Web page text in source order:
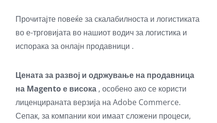
Прочитајте повеќе за скалабилноста и логистиката
во е-трговијата во нашиот водич залогистика и
испорака за онлајн продавници .
Цената за развој и одржување на продавница
на Magento е висока , особено ако се користи
лиценцираната верзија на Adobe Commerce.
Сепак, за компании кои имаат сложени процеси,